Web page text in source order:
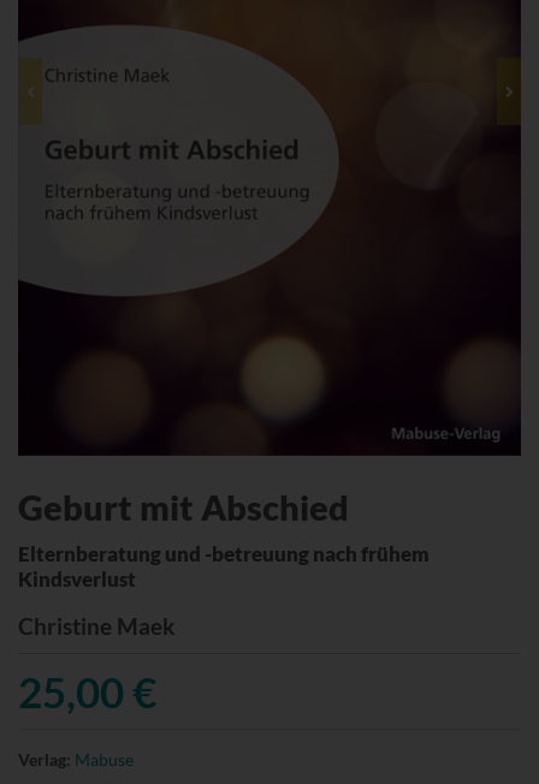
Geburt mit Abschied
Elternberatung und -betreuung nach frühem
Kindsverlust
Christine Maek
25,00 €
Verlag: Mabuse